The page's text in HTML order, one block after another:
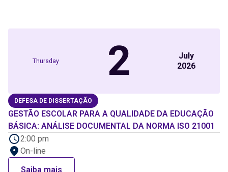
Thursday 2
July
2026
DEFESA DE DISSERTAÇÃO
GESTÃO ESCOLAR PARA A QUALIDADE DA EDUCAÇÃO
BÁSICA: ANÁLISE DOCUMENTAL DA NORMA ISO 21001
2:00 pm
On-line
Saiba mais